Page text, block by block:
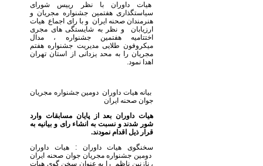
هیات داوران با نظر رییس شورای
سیاستگذاری هفتمین جشنواره مجریان و
هنرمندان صحنه ایران و با رای اجماع هیات
ارزیابان و نظر به شایستگی های مجری
اختتامیه هفتمین جشنواره ، مدال
میکروفون طلایی مدیریت جشنواره هفتم
مجریان را به محد یزدانی از استان تهران
اهدا نمود.
بیانه هیات داوران دومین جشنواره مجریان
جوان صحنه ایران
هیات داوران بعد از پایان مسابقات وارد
شور شدند و نسبت به انشاء رای و بیانیه به
قرار ذیل اقدام نمودند.
سخنگوی هیات داوران : هیات داوران
دومین جشنواره مجریان جوان صحنه ایران
، نازنین ناظم را به عنوان سخن گوی هیات